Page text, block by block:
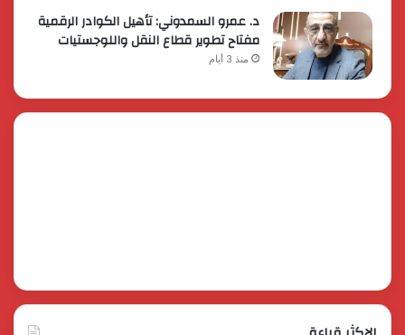
د. عمرو السمدوني: تأهيل الكوادر الرقمية
مفتاح تطوير قطاع النقل واللوجستيات
منذ 3 أيام